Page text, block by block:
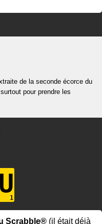
de la seconde écorce du
pour prendre les
U
Scrabble® (il était déjà